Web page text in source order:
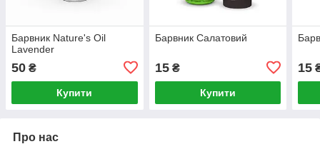
Барвник Nature's Oil
Lavender
50 ₴
Купити
Барвник Салатовий
15₴
Купити
15
Про нас